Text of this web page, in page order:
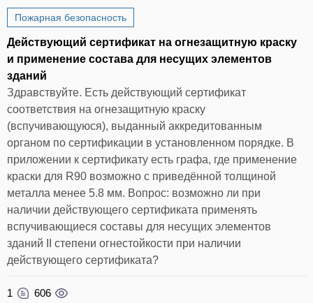
Пожарная безопасность
Действующий сертификат на огнезащитную краску
и применение состава для несущих элементов
зданий
Здравствуйте. Есть действующий сертификат
соответствия на огнезащитную краску
(вспучивающуюся), выданный аккредитованным
органом по сертификации в установленном порядке. В
приложении к сертификату есть графа, где применение
краски для R90 возможно с приведённой толщиной
металла менее 5.8 мм. Вопрос: возможно ли при
наличии действующего сертификата применять
вспучивающиеся составы для несущих элементов
зданий II степени огнестойкости при наличии
действующего сертификата?
1 606